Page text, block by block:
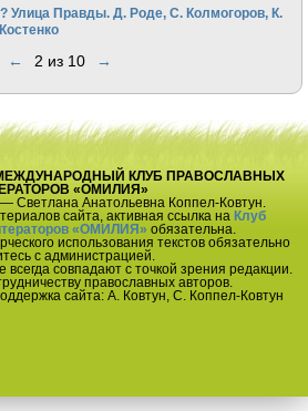
Улица Правды. Д. Роде, С. Колмогоров, К.
← 2 из 10 →
МЕЖДУНАРОДНЫЙ КЛУБ ПРАВОСЛАВНЫХ
«ОМИЛИЯ»
Светлана Анатольевна Коппел-Ковтун.
сайта, активная ссылка на Клуб
«ОМИЛИЯ» обязательна.
использования текстов обязательно
с администрацией.
совпадают с точкой зрения редакции.
православных авторов.
сайта: А. Ковтун, С. Коппел-Ковтун